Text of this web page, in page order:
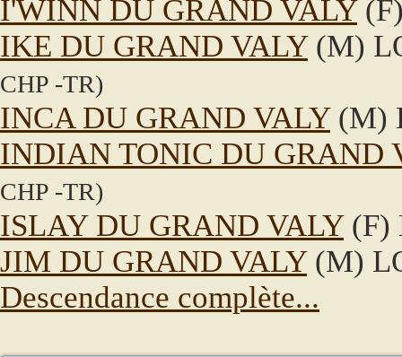
I'WINN DU GRAND VALY
IKE DU GRAND VALY(M)
CHP -TR)
INCA DU GRAND VALY(M)
INDIAN TONIC DU GRAND
CHP -TR)
ISLAY DU GRAND VALY(F)
JIM DU GRAND VALY(M)
Descendance complète...